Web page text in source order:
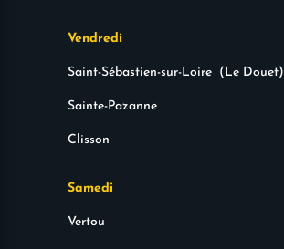
Vendredi
Saint-Sébastien-sur-Loire (Le Douet)
Sainte-Pazanne
Clisson
Samedi
Vertou